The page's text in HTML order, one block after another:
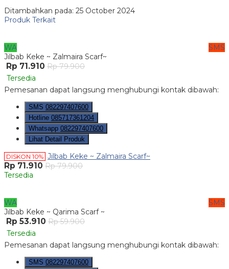
Ditambahkan pada: 25 October 2024
Produk Terkait
WA
SMS
Jilbab Keke ~ Zalmaira Scarf~
Rp 71.910 Rp 79.900
Tersedia
Pemesanan dapat langsung menghubungi kontak dibawah:
SMS 082297407600
Hotline 085717361204
Whatsapp 082297407600
Lihat Detail Produk
DISKON 10% Jilbab Keke ~ Zalmaira Scarf~
Rp 71.910 Rp 79.900
Tersedia
WA
SMS
Jilbab Keke ~ Qarima Scarf ~
Rp 53.910 Rp 59.900
Tersedia
Pemesanan dapat langsung menghubungi kontak dibawah:
SMS 082297407600